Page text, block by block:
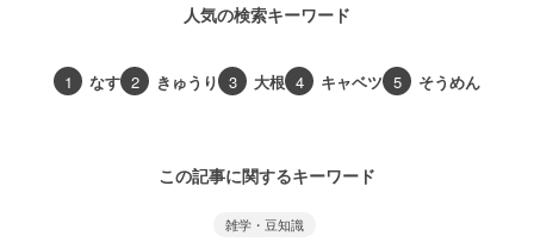
人気の検索キーワード
1 なす 2 きゅうり 3 大根 4 キャベツ 5 そうめん
この記事に関するキーワード
雑学・豆知識